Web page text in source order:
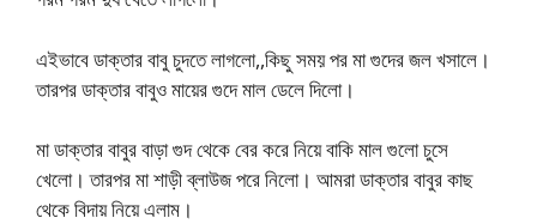
এইভাবে ডাক্তার বাবু চুদতে লাগলো,,কিছু সময় পর মা গুদের জল খসালে।
তারপর ডাক্তার বাবুও মায়ের গুদে মাল ডেলে দিলো।
মা ডাক্তার বাবুর বাড়া গুদ থেকে বের করে নিয়ে বাকি মাল গুলো চুসে
খেলো। তারপর মা শাড়ী ব্লাউজ পরে নিলো। আমরা ডাক্তার বাবুর কাছ
থেকে বিদায় নিয়ে এলাম।